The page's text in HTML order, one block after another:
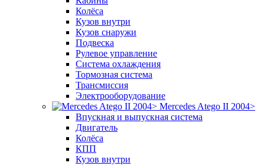
Колёса
Кузов внутри
Кузов снаружи
Подвеска
Рулевое управление
Система охлаждения
Тормозная система
Трансмиссия
Электрооборудование
Mercedes Atego II 2004>
Впускная и выпускная система
Двигатель
Колёса
КПП
Кузов внутри